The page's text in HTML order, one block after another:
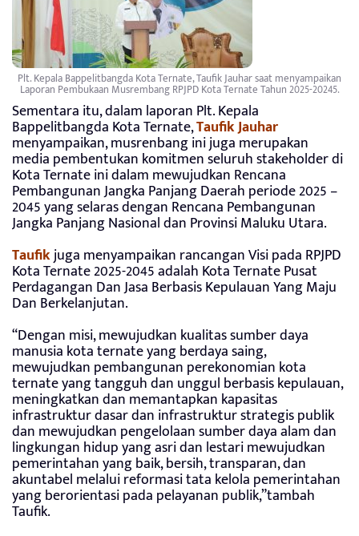
Plt. Kepala Bappelitbangda Kota Ternate, Taufik Jauhar saat menyampaikan
Laporan Pembukaan Musrembang RPJPD Kota Ternate Tahun 2025-20245.
Sementara itu, dalam laporan Plt. Kepala
Bappelitbangda Kota Ternate,Taufik Jauhar
menyampaikan, musrenbang ini juga merupakan
media pembentukan komitmen seluruh stakeholder di
Kota Ternate ini dalam mewujudkan Rencana
Pembangunan Jangka Panjang Daerah periode 2025 –
2045 yang selaras dengan Rencana Pembangunan
Jangka Panjang Nasional dan Provinsi Maluku Utara.
Taufikjuga menyampaikan rancangan Visi pada RPJPD
Kota Ternate 2025-2045 adalah Kota Ternate Pusat
Perdagangan Dan Jasa Berbasis Kepulauan Yang Maju
Dan Berkelanjutan.
“Dengan misi, mewujudkan kualitas sumber daya
manusia kota ternate yang berdaya saing,
mewujudkan pembangunan perekonomian kota
ternate yang tangguh dan unggul berbasis kepulauan,
meningkatkan dan memantapkan kapasitas
infrastruktur dasar dan infrastruktur strategis publik
dan mewujudkan pengelolaan sumber daya alam dan
lingkungan hidup yang asri dan lestari mewujudkan
pemerintahan yang baik, bersih, transparan, dan
akuntabel melalui reformasi tata kelola pemerintahan
yang berorientasi pada pelayanan publik,”tambah
Taufik.